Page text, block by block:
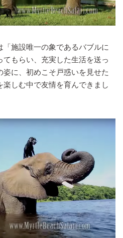
施設唯一の象であるバブルに
てもらい、充実した生活を送っ
に、初めこそ戸惑いを見せた
しむ中で友情を育んできまし